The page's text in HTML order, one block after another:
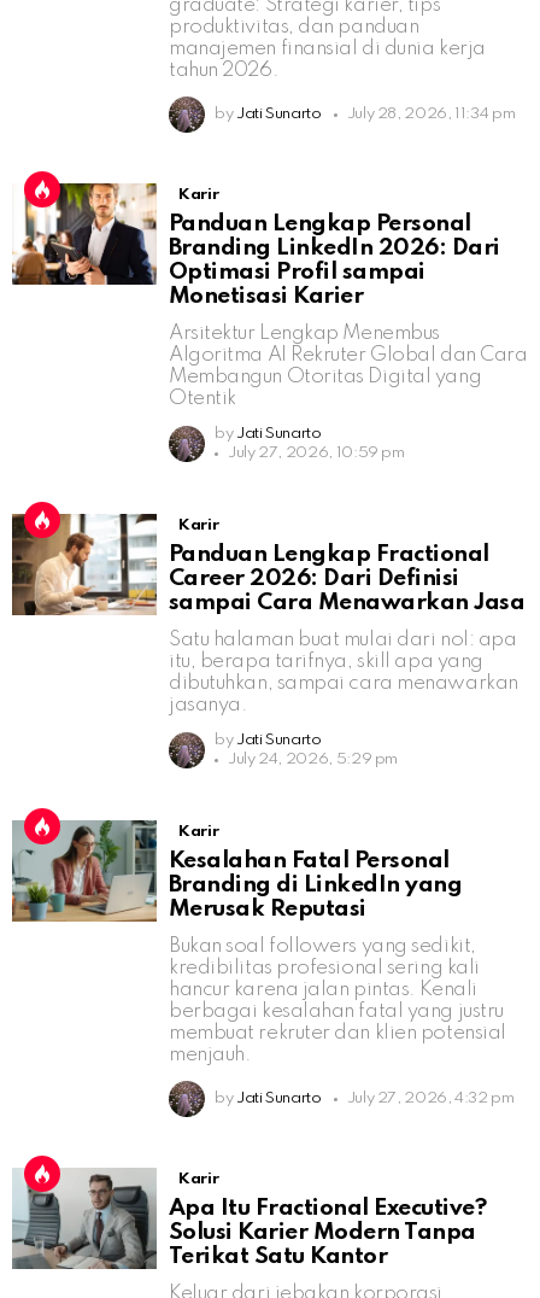
graduate: Strategi karier, tips
produktivitas, dan panduan
manajemen finansial di dunia kerja
tahun 2026.
by Jati Sunarto July 28, 2026, 11:34 pm
Karir
Panduan Lengkap Personal
Branding LinkedIn 2026: Dari
Optimasi Profil sampai
Monetisasi Karier
Arsitektur Lengkap Menembus
Algoritma AI Rekruter Global dan Cara
Membangun Otoritas Digital yang
Otentik
by Jati Sunarto
July 27, 2026, 10:59 pm
Karir
Panduan Lengkap Fractional
Career 2026: Dari Definisi
sampai Cara Menawarkan Jasa
Satu halaman buat mulai dari nol: apa
itu, berapa tarifnya, skill apa yang
dibutuhkan, sampai cara menawarkan
jasanya.
by Jati Sunarto
July 24, 2026, 5:29 pm
Karir
Kesalahan Fatal Personal
Branding di LinkedIn yang
Merusak Reputasi
Bukan soal followers yang sedikit,
kredibilitas profesional sering kali
hancur karena jalan pintas. Kenali
berbagai kesalahan fatal yang justru
membuat rekruter dan klien potensial
menjauh.
by Jati Sunarto July 27, 2026, 4:32 pm
Karir
Apa Itu Fractional Executive?
Solusi Karier Modern Tanpa
Terikat Satu Kantor